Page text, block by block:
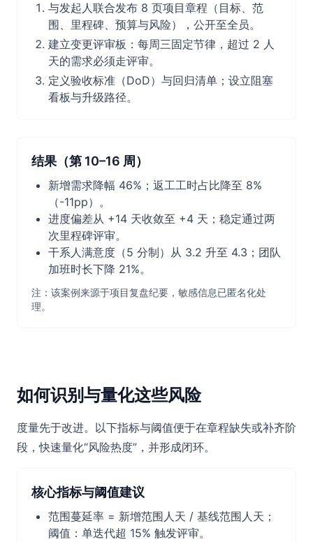
与发起人联合发布 8 页项目章程（目标、范
围、里程碑、预算与风险），公开至全员。
建立变更评审板：每周三固定节律，超过 2 人
天的需求必须走评审。
定义验收标准（DoD）与回归清单；设立阻塞
看板与升级路径。
结果（第 10–16 周）
新增需求降幅 46%；返工工时占比降至 8%
（-11pp）。
进度偏差从 +14 天收敛至 +4 天；稳定通过两
次里程碑评审。
干系人满意度（5 分制）从 3.2 升至 4.3；团队
加班时长下降 21%。
注：该案例来源于项目复盘纪要，敏感信息已匿名化处
理。
如何识别与量化这些风险
度量先于改进。以下指标与阈值便于在章程缺失或补齐阶
段，快速量化“风险热度”，并形成闭环。
核心指标与阈值建议
范围蔓延率 = 新增范围人天 / 基线范围人天；
阈值：单迭代超 15% 触发评审。